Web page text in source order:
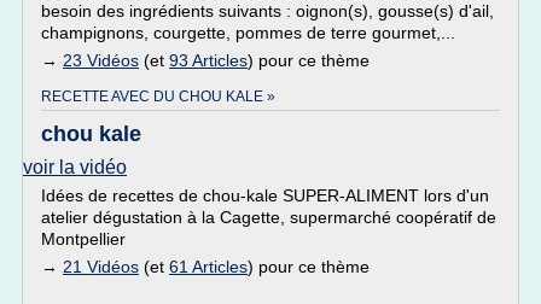
besoin des ingrédients suivants : oignon(s), gousse(s) d'ail,
champignons, courgette, pommes de terre gourmet,...
→ 23 Vidéos (et 93 Articles) pour ce thème
RECETTE AVEC DU CHOU KALE »
chou kale
voir la vidéo
Idées de recettes de chou-kale SUPER-ALIMENT lors d'un
atelier dégustation à la Cagette, supermarché coopératif de
Montpellier
→ 21 Vidéos (et 61 Articles) pour ce thème